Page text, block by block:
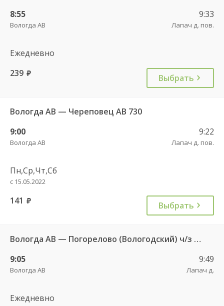
8:55
Вологда АВ
9:33
Лапач д. пов.
Ежедневно
239 руб. Выбрать
Вологда АВ — Череповец АВ 730
9:00
Вологда АВ
9:22
Лапач д. пов.
Пн,Ср,Чт,Сб
с 15.05.2022
141 руб. Выбрать
Вологда АВ — Погорелово (Вологодский) ч/з Новый Источник 422
9:05
Вологда АВ
9:49
Лапач д.
Ежедневно